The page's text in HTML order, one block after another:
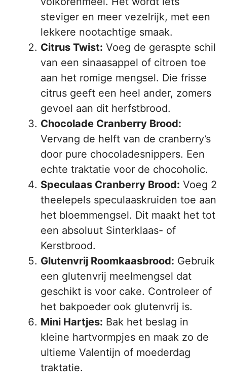
steviger en meer vezelrijk, met een
lekkere nootachtige smaak.
Citrus Twist: Voeg de geraspte schil
van een sinaasappel of citroen toe
aan het romige mengsel. Die frisse
citrus geeft een heel ander, zomers
gevoel aan dit herfstbrood.
Chocolade Cranberry Brood:
Vervang de helft van de cranberry’s
door pure chocoladesnippers. Een
echte traktatie voor de chocoholic.
Speculaas Cranberry Brood: Voeg 2
theelepels speculaaskruiden toe aan
het bloemmengsel. Dit maakt het tot
een absoluut Sinterklaas- of
Kerstbrood.
Glutenvrij Roomkaasbrood: Gebruik
een glutenvrij meelmengsel dat
geschikt is voor cake. Controleer of
het bakpoeder ook glutenvrij is.
Mini Hartjes: Bak het beslag in
kleine hartvormpjes en maak zo de
ultieme Valentijn of moederdag
traktatie.